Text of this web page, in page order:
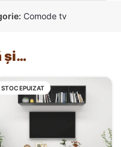
Comode tv
și…
STOC EPUIZAT